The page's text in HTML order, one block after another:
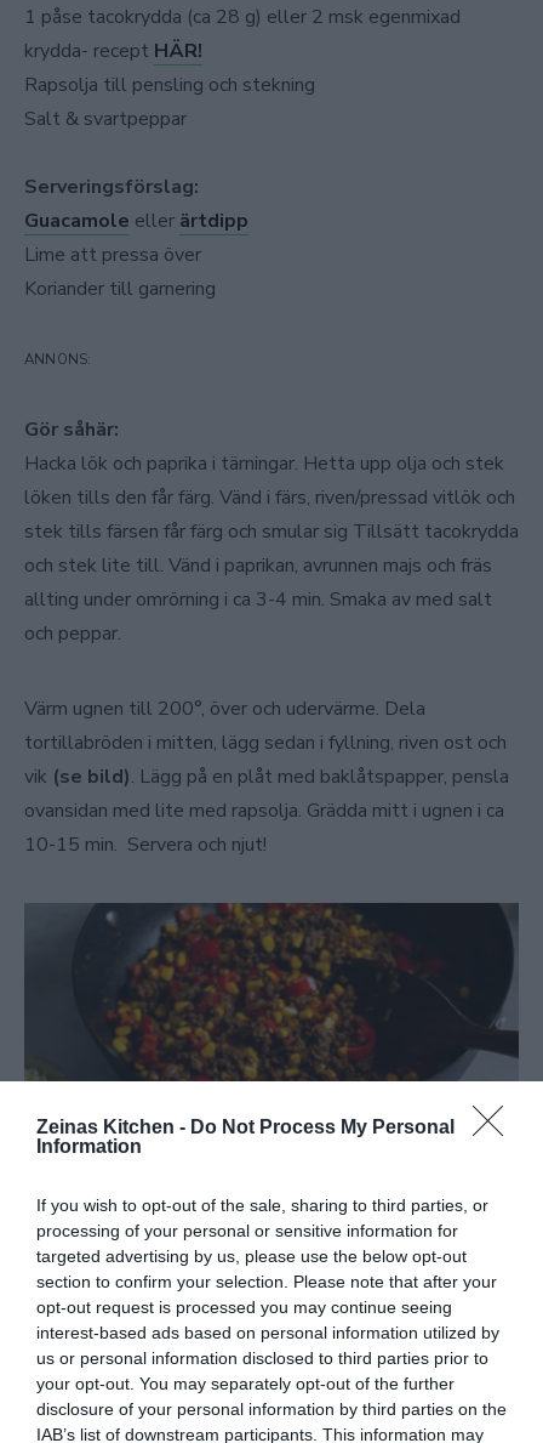
Zeinas Kitchen - Do Not Process My Personal
Information
If you wish to opt-out of the sale, sharing to third parties, or
processing of your personal or sensitive information for
targeted advertising by us, please use the below opt-out
section to confirm your selection. Please note that after your
opt-out request is processed you may continue seeing
interest-based ads based on personal information utilized by
us or personal information disclosed to third parties prior to
your opt-out. You may separately opt-out of the further
disclosure of your personal information by third parties on the
IAB’s list of downstream participants. This information may
1 påse tacokrydda (ca 28 g) eller 2 msk egenmixad
krydda- recept HÄR!
Rapsolja till pensling och stekning
Salt & svartpeppar
Serveringsförslag:
Guacamole eller ärtdipp
Lime att pressa över
Koriander till garnering
Gör såhär:
Hacka lök och paprika i tärningar. Hetta upp olja och stek
löken tills den får färg. Vänd i färs, riven/pressad vitlök och
stek tills färsen får färg och smular sig Tillsätt tacokrydda
och stek lite till. Vänd i paprikan, avrunnen majs och fräs
allting under omrörning i ca 3-4 min. Smaka av med salt
och peppar.
Värm ugnen till 200°, över och udervärme. Dela
tortillabröden i mitten, lägg sedan i fyllning, riven ost och
vik (se bild). Lägg på en plåt med baklåtspapper, pensla
ovansidan med lite med rapsolja. Grädda mitt i ugnen i ca
10-15 min. Servera och njut!